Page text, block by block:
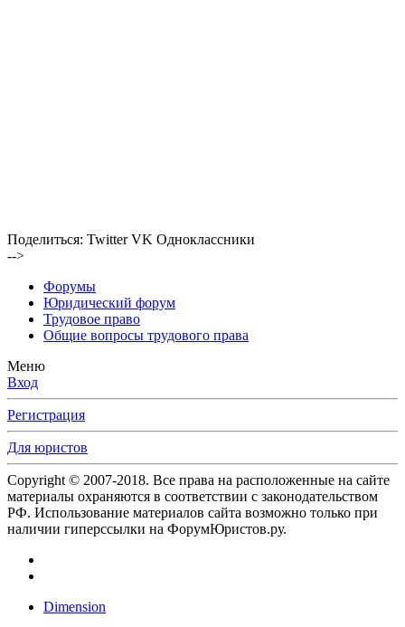
Поделиться: Twitter VK Одноклассники
-->
Форумы
Юридический форум
Трудовое право
Общие вопросы трудового права
Меню
Вход
Регистрация
Для юристов
Copyright © 2007-2018. Все права на расположенные на сайте
материалы охраняются в соответствии с законодательством
РФ. Использование материалов сайта возможно только при
наличии гиперссылки на ФорумЮристов.ру.
Dimension